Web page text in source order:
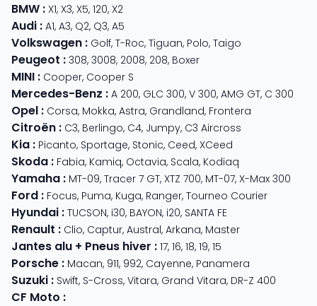
BMW : X1, X3, X5, 120, X2
Audi : A1, A3, Q2, Q3, A5
Volkswagen : Golf, T-Roc, Tiguan, Polo, Taigo
Peugeot : 308, 3008, 2008, 208, Boxer
MINI : Cooper, Cooper S
Mercedes-Benz : A 200, GLC 300, V 300, AMG GT, C 300
Opel : Corsa, Mokka, Astra, Grandland, Frontera
Citroën : C3, Berlingo, C4, Jumpy, C3 Aircross
Kia : Picanto, Sportage, Stonic, Ceed, XCeed
Skoda : Fabia, Kamiq, Octavia, Scala, Kodiaq
Yamaha : MT-09, Tracer 7 GT, XTZ 700, MT-07, X-Max 300
Ford : Focus, Puma, Kuga, Ranger, Tourneo Courier
Hyundai : TUCSON, i30, BAYON, i20, SANTA FE
Renault : Clio, Captur, Austral, Arkana, Master
Jantes alu + Pneus hiver : 17, 16, 18, 19, 15
Porsche : Macan, 911, 992, Cayenne, Panamera
Suzuki : Swift, S-Cross, Vitara, Grand Vitara, DR-Z 400
CF Moto :